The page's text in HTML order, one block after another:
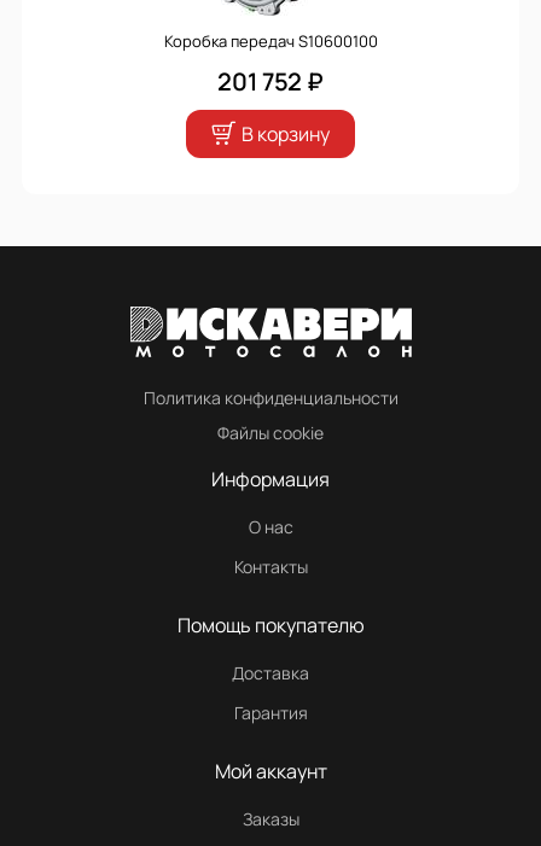
Коробка передач S10600100
201 752 ₽
В корзину
Политика конфиденциальности
Файлы cookie
Информация
О нас
Контакты
Помощь покупателю
Доставка
Гарантия
Мой аккаунт
Заказы